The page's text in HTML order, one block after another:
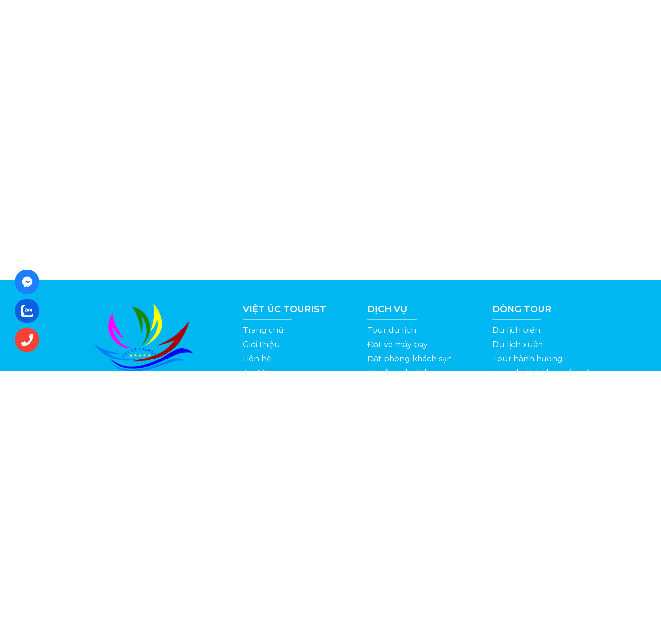
VIỆT ÚC TOURIST
Trang chủ
Giới thiệu
Liên hệ
Tin tức
DỊCH VỤ
Tour du lịch
Đặt vé máy bay
Đặt phòng khách sạn
Thuê xe du lịch
DÒNG TOUR
Du lịch biển
Du lịch xuân
Tour hành hương
Tour du lịch theo yêu cầu